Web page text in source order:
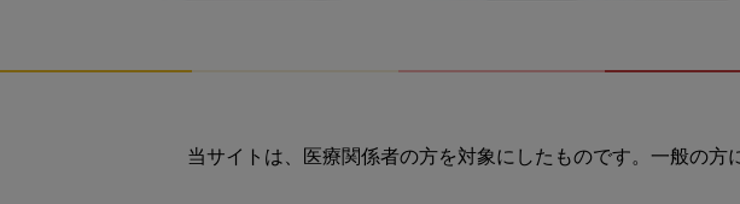
当サイトは、医療関係者の方を対象にしたものです。一般の